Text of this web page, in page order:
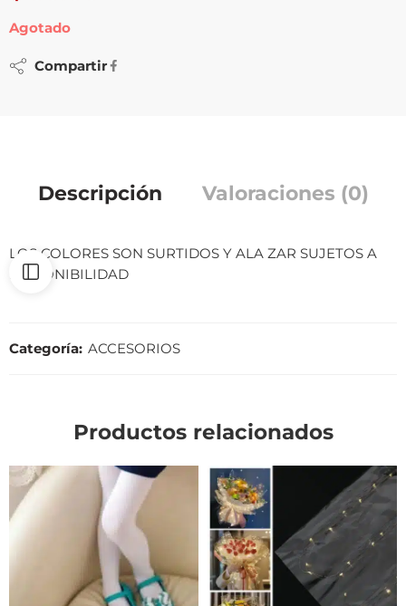
Agotado
Compartir
Descripción Valoraciones (0)
LOS COLORES SON SURTIDOS Y ALA ZAR SUJETOS A
DISPONIBILIDAD
Categoría: ACCESORIOS
Productos relacionados